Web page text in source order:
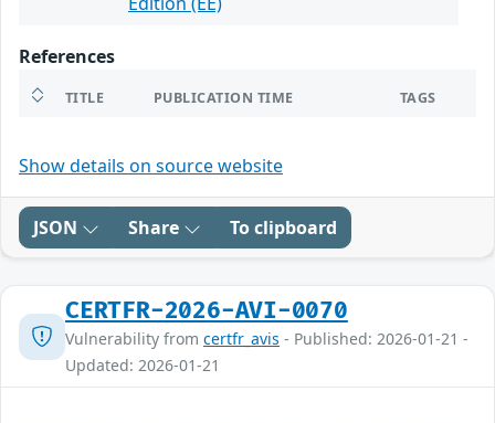
References
TITLE PUBLICATION TIME TAGS
Show details on source website
JSON Share To clipboard
CERTFR-2026-AVI-0070
Vulnerability from certfr_avis - Published: 2026-01-21 -
Updated: 2026-01-21